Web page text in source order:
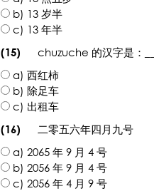
b) 13 岁半
c) 13 年半
(15)
chuzuche 的汉字是：
a) 西红柿
b) 除足车
c) 出租车
(16)
二零五六年四月九号
a) 2065 年 9 月 4 号
b) 2056 年 9 月 4 号
c) 2056 年 4 月 9 号